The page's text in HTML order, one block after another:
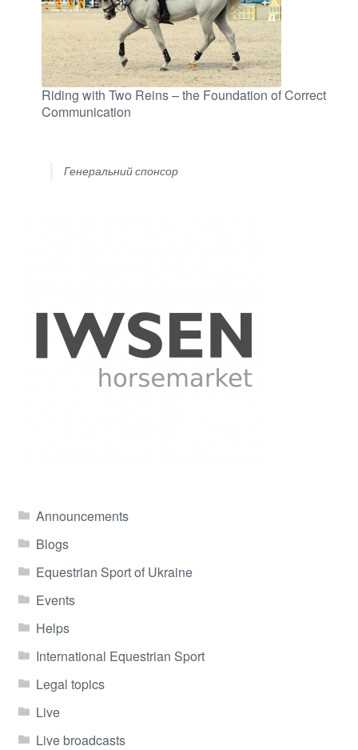
Riding with Two Reins – the Foundation of Correct
Communication
Генеральний спонсор
Announcements
Blogs
Equestrian Sport of Ukraine
Events
Helps
International Equestrian Sport
Legal topics
Live
Live broadcasts